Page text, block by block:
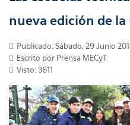
nueva edición de la
Publicado: Sábado, 29 Junio
Escrito por Prensa MECyT
Visto: 3611